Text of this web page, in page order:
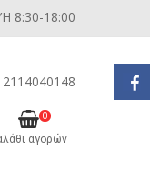
8:30-18:00
0
αγορών